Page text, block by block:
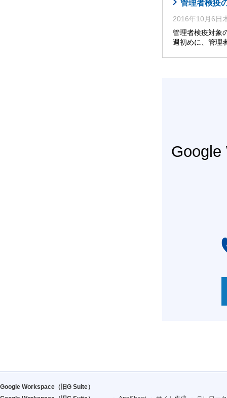
管理者検疫
2016年10月6日
管理者検疫対象
週初めに、管理
Google
Google Workspace（旧G Suite）